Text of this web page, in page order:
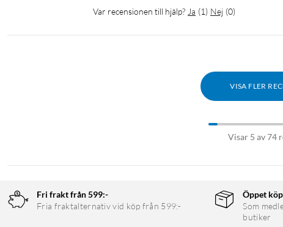
Var recensionen till hjälp? Ja (1) Nej (0)
VISA FLER
Visar 5 av 74
Fri frakt från 599:-
Fria fraktalternativ vid köp från 599:-
Öppet
Som
butiker